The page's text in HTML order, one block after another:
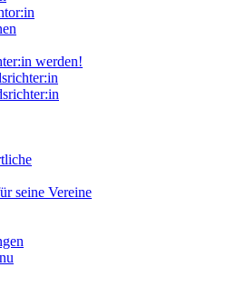
werden!
seine Vereine